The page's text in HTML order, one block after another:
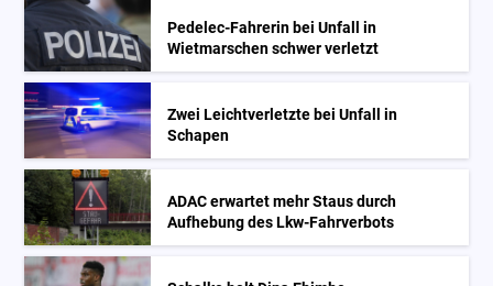
Pedelec-Fahrerin bei Unfall in
Wietmarschen schwer verletzt
Zwei Leichtverletzte bei Unfall in
Schapen
ADAC erwartet mehr Staus durch
Aufhebung des Lkw-Fahrverbots